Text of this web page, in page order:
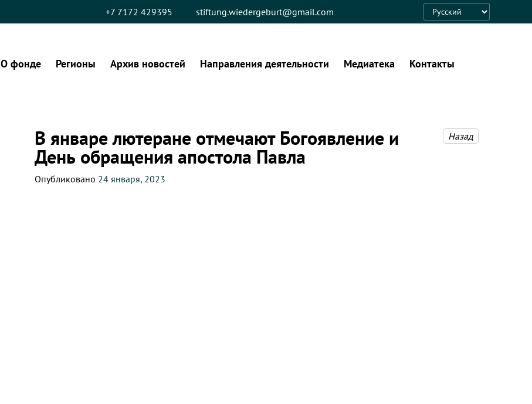
+7 7172 429395 stiftung.wiedergeburt@gmail.com
Language
О фонде Регионы Архив новостей Направления деятельности Медиатека Контакты
В январе лютеране отмечают Богоявление и
День обращения апостола Павла
Назад
Опубликовано 24 января, 2023